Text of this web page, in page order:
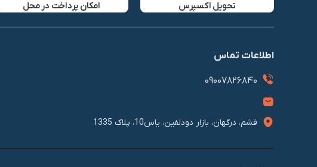
تحویل اکسپرس امکان پرداخت در محل
اطلاعات تماس
09007826840
قشم، درگهان، بازار دودلفین، یاس10، پلاک 1335